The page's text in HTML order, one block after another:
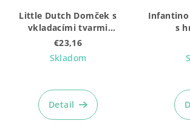
Little Dutch Domček s
vkladacími tvarmi
drevený Farma
€23,16
Skladom
Detail
s